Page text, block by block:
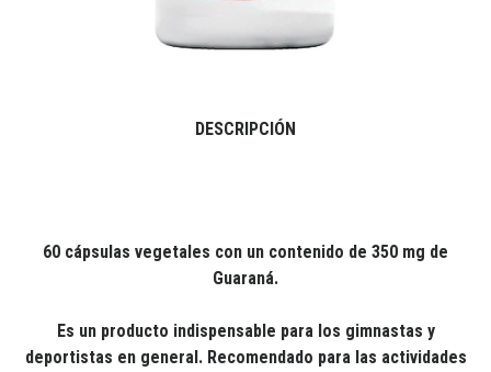
DESCRIPCIÓN
60 cápsulas vegetales con un contenido de 350 mg de
Guaraná.
Es un producto indispensable para los gimnastas y
deportistas en general. Recomendado para las actividades